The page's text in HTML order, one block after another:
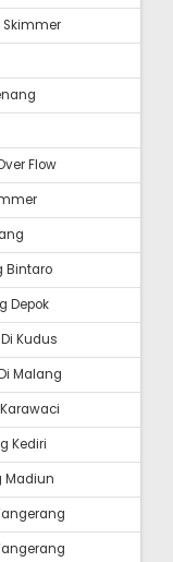
Skimmer
Flow
Bintaro
Depok
Kudus
Malang
Kediri
Madiun